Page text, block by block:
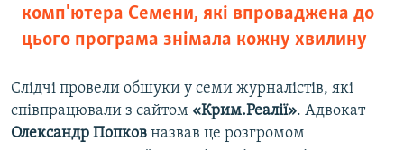
комп'ютера Семени, які впроваджена до
цього програма знімала кожну хвилину
Слідчі провели обшуки у семи журналістів, які
співпрацювали з сайтом «Крим.Реалії». Адвокат
Олександр Попков назвав це розгромом